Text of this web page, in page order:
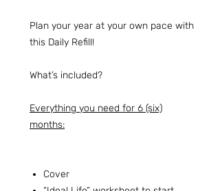
Plan your year at your own pace with
this Daily Refill!
What’s included?
Everything you need for 6 (six)
months:
Cover